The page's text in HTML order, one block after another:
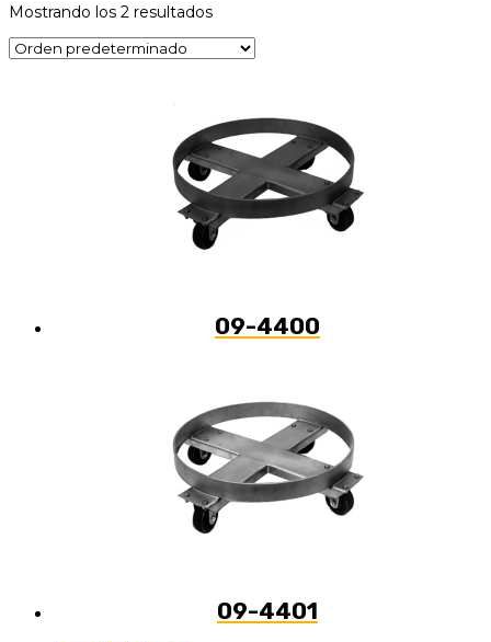
Mostrando los 2 resultados
09-4400
09-4401